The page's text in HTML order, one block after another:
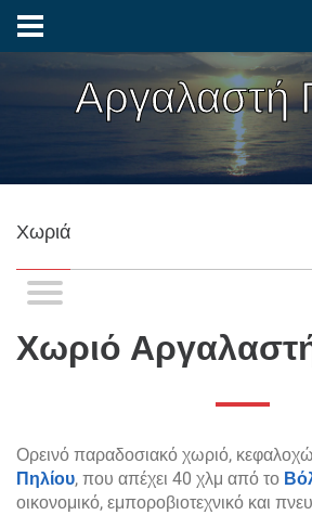
Αργαλαστή
Χωριά
Χωριό
Ορεινό παραδοσιακό χωριό,
Πηλίου, που απέχει 40 χλμ από το
οικονομικό, εμποροβιοτεχνικό και